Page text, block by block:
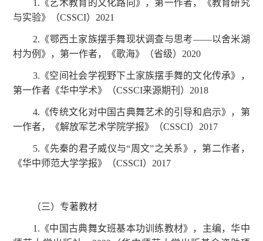
1.《艺术教育的文化路向》，第一作者，《教育研究
与实验》（CSSCI）2021
2.《鄂西土家族摆手舞现状调查与思考——以舍米湖
村为例》，第一作者，《歌海》（省级）2020
3.《空间社会学视野下土家族摆手舞的文化传承》，
第一作者《华中学术》（CSSCI来源期刊）2018
4.《传统文化对中国古典舞艺术的引导和启示》，第
一作者，《解放军艺术学院学报》（CSSCI）2017
5.《先秦的君子威仪与“周文”之关系》，第二作者，
《华中师范大学学报》（CSSCI）2017
（三）专著教材
1.《中国古典舞女班基本功训练教材》，主编，华中